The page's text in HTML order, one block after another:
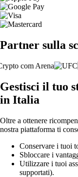
Partner sulla
Gestisci il tuo
in Italia
Oltre a ottenere
nostra piattaforma ti
Conservare i tuoi
Sbloccare i
Utilizzare i tuoi
supportati).